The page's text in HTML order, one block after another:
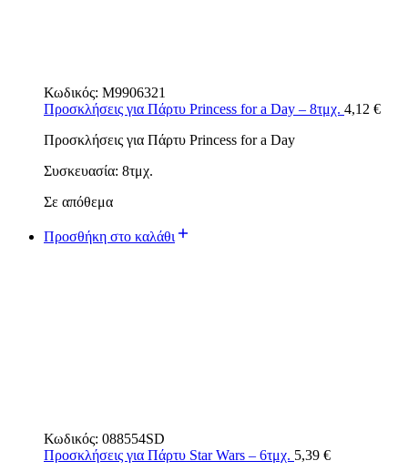
Κωδικός: M9906321
Προσκλήσεις για Πάρτυ Princess for a Day – 8τμχ. 4,12 €
Προσκλήσεις για Πάρτυ Princess for a Day
Συσκευασία: 8τμχ.
Σε απόθεμα
Προσθήκη στο καλάθι
Κωδικός: 088554SD
Προσκλήσεις για Πάρτυ Star Wars – 6τμχ. 5,39 €